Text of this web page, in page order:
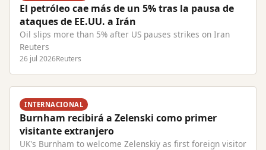
El petróleo cae más de un 5% tras la pausa de
ataques de EE.UU. a Irán
Oil slips more than 5% after US pauses strikes on Iran
Reuters
26 jul 2026Reuters
INTERNACIONAL
Burnham recibirá a Zelenski como primer
visitante extranjero
UK's Burnham to welcome Zelenskiy as first foreign visitor